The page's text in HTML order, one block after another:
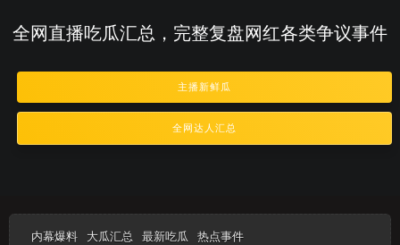
全网直播吃瓜汇总，完整复盘网红各类争议事件
主播新鲜瓜
全网达人汇总
内幕爆料 大瓜汇总 最新吃瓜 热点事件